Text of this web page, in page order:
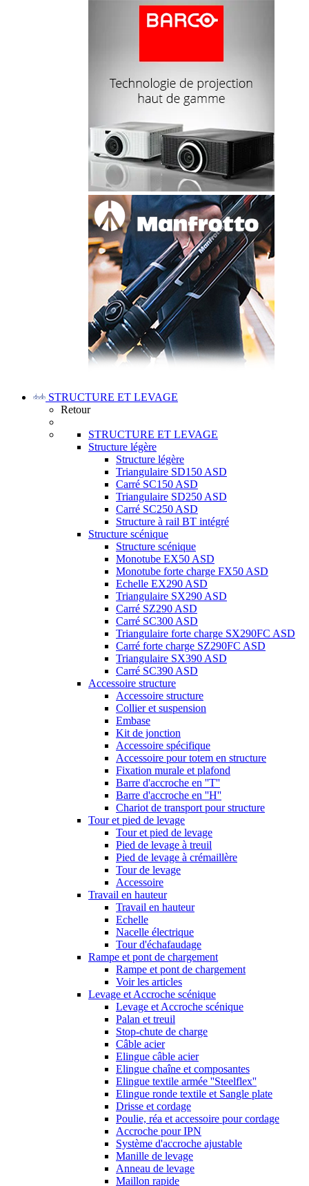
STRUCTURE ET LEVAGE
Retour
STRUCTURE ET LEVAGE
Structure légère
Structure légère
Triangulaire SD150 ASD
Carré SC150 ASD
Triangulaire SD250 ASD
Carré SC250 ASD
Structure à rail BT intégré
Structure scénique
Structure scénique
Monotube EX50 ASD
Monotube forte charge FX50 ASD
Echelle EX290 ASD
Triangulaire SX290 ASD
Carré SZ290 ASD
Carré SC300 ASD
Triangulaire forte charge SX290FC ASD
Carré forte charge SZ290FC ASD
Triangulaire SX390 ASD
Carré SC390 ASD
Accessoire structure
Accessoire structure
Collier et suspension
Embase
Kit de jonction
Accessoire spécifique
Accessoire pour totem en structure
Fixation murale et plafond
Barre d'accroche en ''T''
Barre d'accroche en ''H''
Chariot de transport pour structure
Tour et pied de levage
Tour et pied de levage
Pied de levage à treuil
Pied de levage à crémaillère
Tour de levage
Accessoire
Travail en hauteur
Travail en hauteur
Echelle
Nacelle électrique
Tour d'échafaudage
Rampe et pont de chargement
Rampe et pont de chargement
Voir les articles
Levage et Accroche scénique
Levage et Accroche scénique
Palan et treuil
Stop-chute de charge
Câble acier
Elingue câble acier
Elingue chaîne et composantes
Elingue textile armée ''Steelflex''
Elingue ronde textile et Sangle plate
Drisse et cordage
Poulie, réa et accessoire pour cordage
Accroche pour IPN
Système d'accroche ajustable
Manille de levage
Anneau de levage
Maillon rapide